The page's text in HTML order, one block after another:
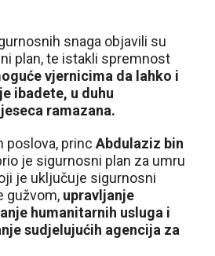
snaga objavili su
plan, te istakli spremnost
vjernicima da lahko i
ibadete, u duhu
ramazana.
poslova, princAbdulaziz bin
je sigurnosni plan za umru
je uključuje sigurnosni
gužvom, upravljanje
humanitarnih usluga i
sudjelujućih agencija za